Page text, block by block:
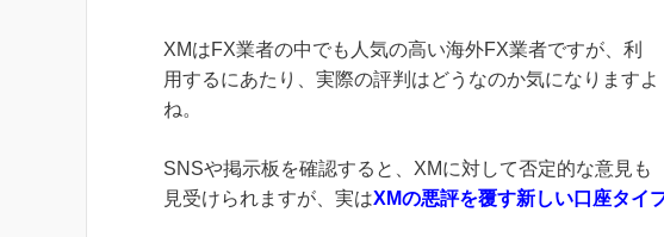
XMはFX業者の中でも人気の高い海外FX業者ですが、利
用するにあたり、実際の評判はどうなのか気になりますよ
ね。
SNSや掲示板を確認すると、XMに対して否定的な意見も
見受けられますが、実はXMの悪評を覆す新しい口座タイ